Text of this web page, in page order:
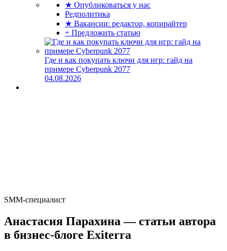
★ Опубликоваться у нас
Редполитика
★ Вакансии: редактор, копирайтер
+ Предложить статью
Где и как покупать ключи для игр: гайд на
примере Cyberpunk 2077
04.08.2026
SMM-специалист
Анастасия Парахина — статьи автора
в бизнес-блоге Exiterra